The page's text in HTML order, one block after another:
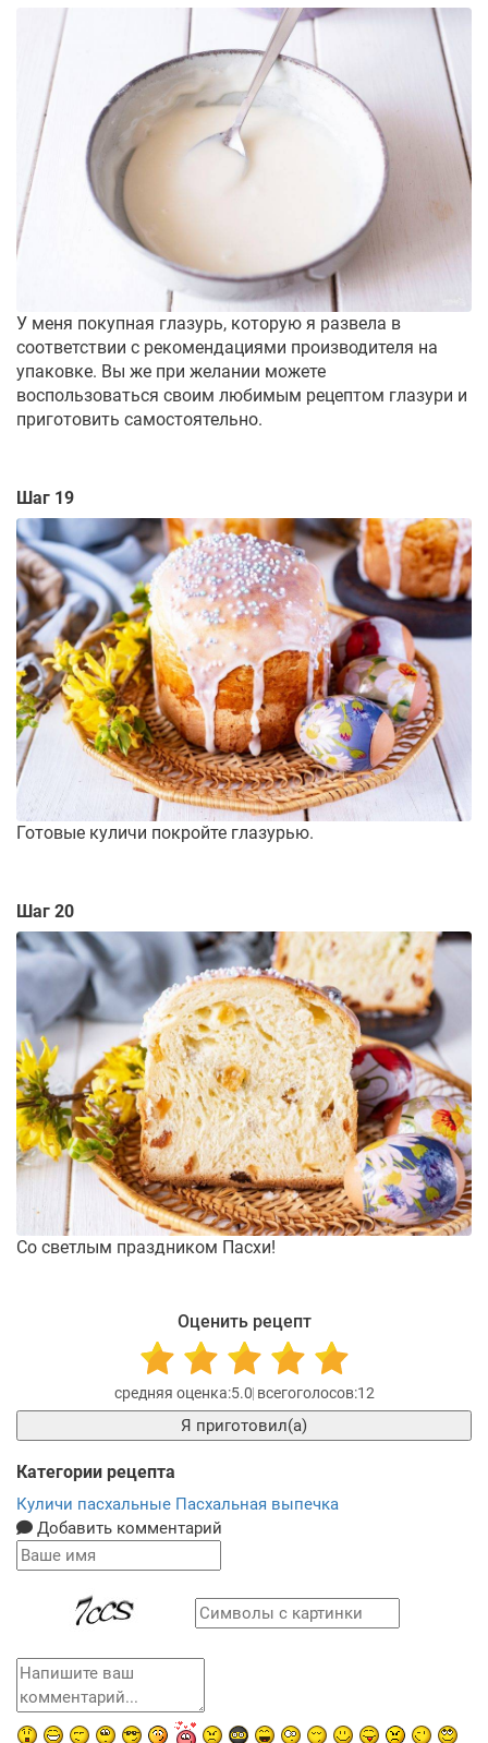
У меня покупная глазурь, которую я развела в
соответствии с рекомендациями производителя на
упаковке. Вы же при желании можете
воспользоваться своим любимым рецептом глазури и
приготовить самостоятельно.
Шаг 19
Готовые куличи покройте глазурью.
Шаг 20
Со светлым праздником Пасхи!
Оценить рецепт
5.0 12
Я приготовил(а)
Категории рецепта
Куличи пасхальные Пасхальная выпечка
Добавить комментарий